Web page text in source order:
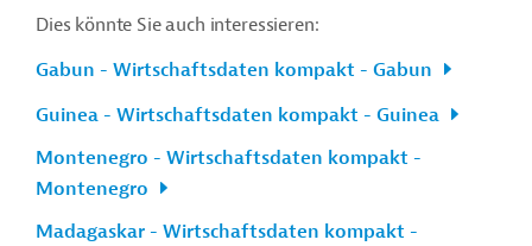
Dies könnte Sie auch interessieren:
Gabun - Wirtschaftsdaten kompakt - Gabun
Guinea - Wirtschaftsdaten kompakt - Guinea
Montenegro - Wirtschaftsdaten kompakt -
Montenegro
Madagaskar - Wirtschaftsdaten kompakt -